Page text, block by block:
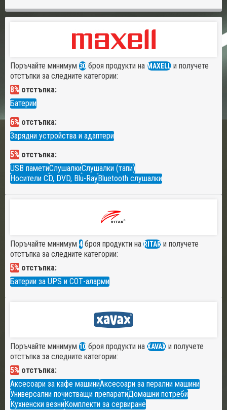
Поръчайте минимум 30 броя продукти на MAXELL и получете
отстъпки за следните категории:
8% отстъпка:
Батерии
6% отстъпка:
Зарядни устройства и адаптери
5% отстъпка:
USB паметиСлушалкиСлушалки (тапи)
Носители CD, DVD, Blu-RayBluetooth слушалки
Поръчайте минимум 4 броя продукти на RITAR и получете
отстъпка за следните категории:
5% отстъпка:
Батерии за UPS и СОТ-аларми
Поръчайте минимум 10 броя продукти на XAVAX и получете
отстъпка за следните категории:
5% отстъпка:
Аксесоари за кафе машиниАксесоари за перални машини
Универсални почистващи препаратиДомашни потреби
Кухненски везниКомплекти за сервиране